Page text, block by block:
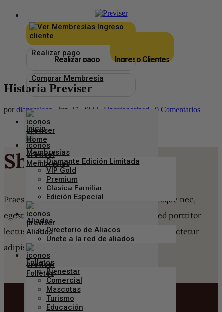
Ingreso
cliente
Realizar pago
Comprar Membresía
Inicio
Membresías
Diamante Edición Limitada
VIP Gold
Premium
Clásica Familiar
Edición Especial
Aliados
Directorio de Aliados
Únete a la red de aliados
Folletos
Bienestar
Comercial
Mascotas
Turismo
Educación
Realizar pago Ingreso Clientes
Historia Previser
por dianarojasg | Jun 27, 2023 | Uncategorized | 0 Comentarios
Shop Online
Praesent sapien massa, convallis a pellentesque nec,
egestas non nisi. Proin eget tortor risus. Sed porttitor
lectus nibh. Lorem ipsum dolor sit amet, consectetur
adipiscing elit.